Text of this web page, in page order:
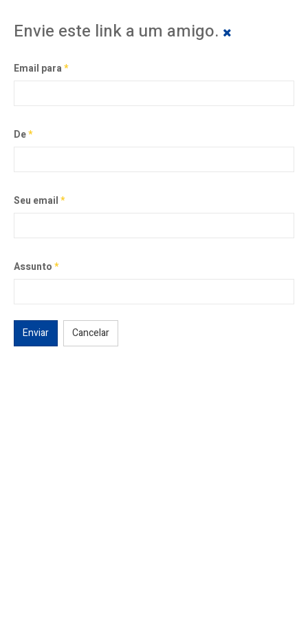
Envie este link a um amigo.
Email para*
De*
Seu email*
Assunto*
Enviar Cancelar